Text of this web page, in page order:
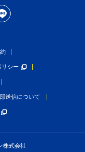
シー
送信について
株式会社